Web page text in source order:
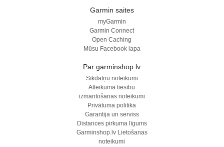
Garmin saites
myGarmin
Garmin Connect
Open Caching
Mūsu Facebook lapa
Par garminshop.lv
Sīkdatņu noteikumi
Atteikuma tiesību
izmantošanas noteikumi
Privātuma politika
Garantija un serviss
Distances pirkuma līgums
Garminshop.lv Lietošanas
noteikumi